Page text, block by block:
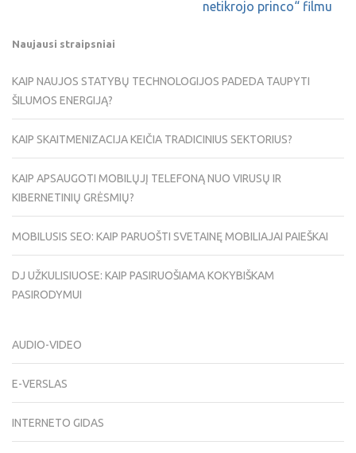
netikrojo princo“ filmu
Naujausi straipsniai
KAIP NAUJOS STATYBŲ TECHNOLOGIJOS PADEDA TAUPYTI
ŠILUMOS ENERGIJĄ?
KAIP SKAITMENIZACIJA KEIČIA TRADICINIUS SEKTORIUS?
KAIP APSAUGOTI MOBILŲJĮ TELEFONĄ NUO VIRUSŲ IR
KIBERNETINIŲ GRĖSMIŲ?
MOBILUSIS SEO: KAIP PARUOŠTI SVETAINĘ MOBILIAJAI PAIEŠKAI
DJ UŽKULISIUOSE: KAIP PASIRUOŠIAMA KOKYBIŠKAM
PASIRODYMUI
AUDIO-VIDEO
E-VERSLAS
INTERNETO GIDAS